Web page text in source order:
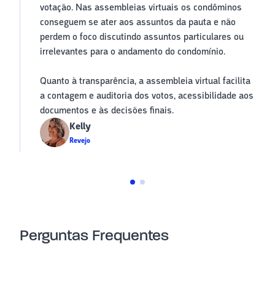
votação. Nas assembleias virtuais os condôminos
conseguem se ater aos assuntos da pauta e não
perdem o foco discutindo assuntos particulares ou
irrelevantes para o andamento do condomínio.
Quanto à transparência, a assembleia virtual facilita
a contagem e auditoria dos votos, acessibilidade aos
documentos e às decisões finais.
Kelly
Revejo
Perguntas Frequentes